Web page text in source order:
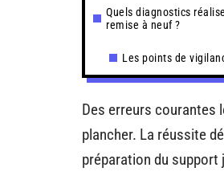
Quels diagnostics
remise à neuf ?
Les points de
Des erreurs courantes
plancher. La réussite
préparation du support